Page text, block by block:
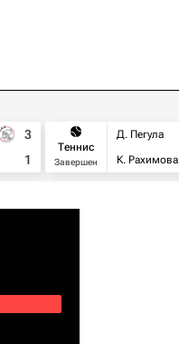
3
1
Теннис
Завершен
Д. Пегула
К. Рахимова